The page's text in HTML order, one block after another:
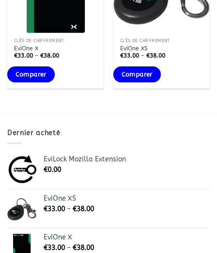
CLÉS DE CHIFFREMENT
EviOne X
€33.00– €38.00
Comparer
CLÉS DE CHIFFREMENT
EviOne XS
€33.00– €38.00
Comparer
Dernier acheté
EviLock Mozilla Extension
€0.00
EviOne XS
€33.00– €38.00
EviOne X
€33.00– €38.00